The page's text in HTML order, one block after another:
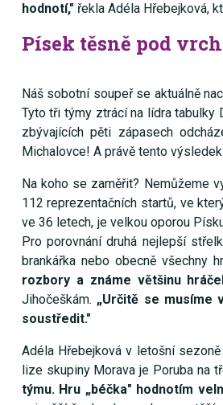
hodnotí," řekla Adéla Hřebejková,
Písek těsně pod
Náš sobotní soupeř se aktuálně
Tyto tři týmy ztrácí na lídra tabulky
zbývajících pěti zápasech
Michalovce! A právě tento
Na koho se zaměřit? Nemůžeme
112 reprezentačních startů, ve
ve 36 letech, je velkou oporou
Pro porovnání druhá nejlepší
brankářka nebo obecně všechny
rozbory a známe většinu
Jihočeškám. „Určitě se musíme
soustředit."
Adéla Hřebejková v letošní
lize skupiny Morava je Poruba na
týmu. Hru „béčka" hodnotím